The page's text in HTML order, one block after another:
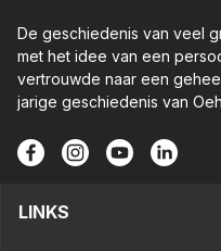
De geschiedenis van veel
met het idee van een
vertrouwde naar een
jarige geschiedenis van
LINKS